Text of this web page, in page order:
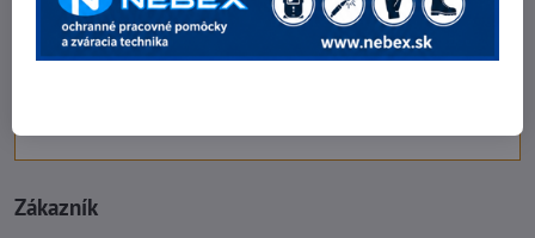
Zákazník